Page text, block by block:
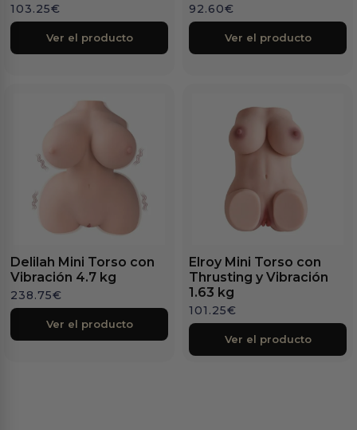
103.25€
Ver el producto
92.60€
Ver el producto
Delilah Mini Torso con
Vibración 4.7 kg
238.75€
Ver el producto
Elroy Mini Torso con
Thrusting y Vibración
1.63 kg
101.25€
Ver el producto